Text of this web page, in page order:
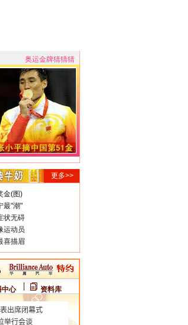
奥运金牌猜猜猜
更多>>
金(图)
最"潮"
状无碍
运动员
喜描眉
中心 资料库